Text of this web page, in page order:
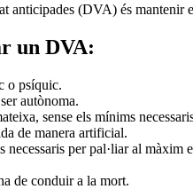
anticipades (DVA) és mantenir
un DVA:
o psíquic.
autònoma.
sense els mínims
de manera artificial.
necessaris per pal·liar al màxim
de conduir a la mort.